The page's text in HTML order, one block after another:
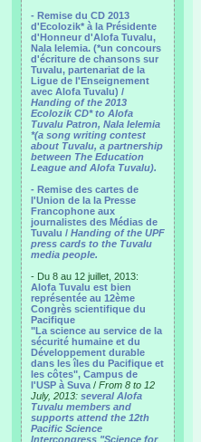
- Remise du CD 2013
d'Ecolozik* à la Présidente
d'Honneur d'Alofa Tuvalu,
Nala Ielemia. (*un concours
d'écriture de chansons sur
Tuvalu, partenariat de la
Ligue de l'Enseignement
avec Alofa Tuvalu) /
Handing of the 2013
Ecolozik CD* to Alofa
Tuvalu Patron, Nala Ielemia
*(a song writing contest
about Tuvalu, a partnership
between The Education
League and Alofa Tuvalu).
- Remise des cartes de
l'Union de la la Presse
Francophone aux
journalistes des Médias de
Tuvalu / Handing of the UPF
press cards to the Tuvalu
media people.
- Du 8 au 12 juillet, 2013:
Alofa Tuvalu est bien
représentée au 12ème
Congrès scientifique du
Pacifique
"La science au service de la
sécurité humaine et du
Développement durable
dans les îles du Pacifique et
les côtes", Campus de
l'USP à Suva / From 8 to 12
July, 2013: several Alofa
Tuvalu members and
supports attend the 12th
Pacific Science
Intercongress "Science for